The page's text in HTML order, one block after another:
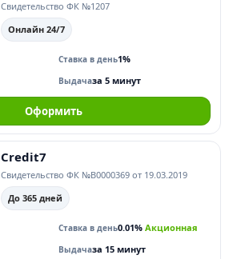
Свидетельство ФК №1207
Онлайн 24/7
Ставка в день1%
Выдачаза 5 минут
Оформить
Credit7
Свидетельство ФК №В0000369 от 19.03.2019
До 365 дней
Ставка в день0.01% Акционная
Выдачаза 15 минут